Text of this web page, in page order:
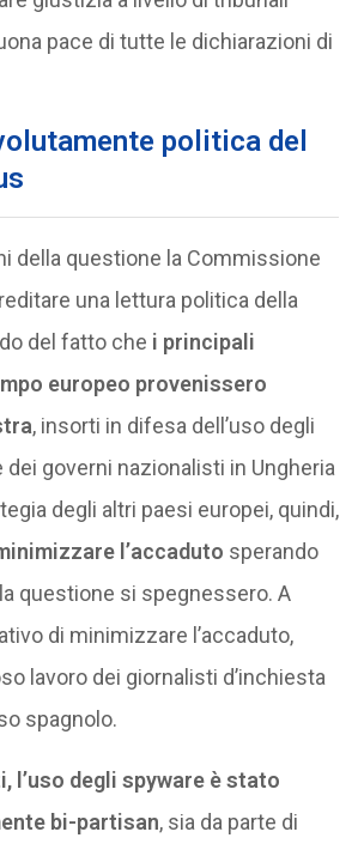
pace di tutte le dichiarazioni di
politica del
della questione la Commissione
una lettura politica della
del fatto che i principali
europeo provenissero
, insorti in difesa dell’uso degli
dei governi nazionalisti in Ungheria
degli altri paesi europei, quindi,
l’accaduto sperando
questione si spegnessero. A
di minimizzare l’accaduto,
lavoro dei giornalisti d’inchiesta
spagnolo.
l’uso degli spyware è stato
bi-partisan, sia da parte di